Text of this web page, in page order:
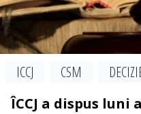
ICCJ CSM
ÎCCJ a dispus luni